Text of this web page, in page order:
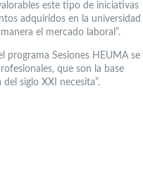
este tipo de iniciativas
adquiridos en la universidad
el mercado laboral”.
programa Sesiones HEUMA se
que son la base
siglo XXI necesita”.